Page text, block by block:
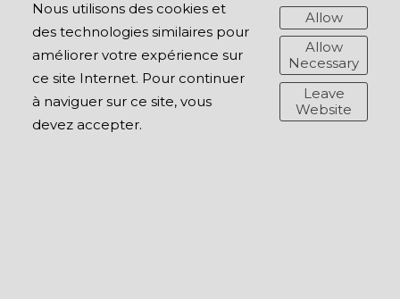
Nous utilisons des cookies et
des technologies similaires pour
améliorer votre expérience sur
ce site Internet. Pour continuer
à naviguer sur ce site, vous
devez accepter.
Allow
Allow
Necessary
Leave
Website